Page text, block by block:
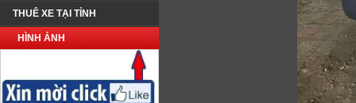
THUÊ XE TẠI TỈNH
HÌNH ẢNH